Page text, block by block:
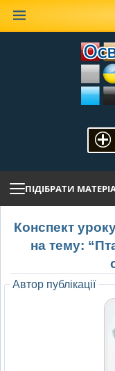
ПІДІБРАТИ
Конспект
на тему:
Автор публікації